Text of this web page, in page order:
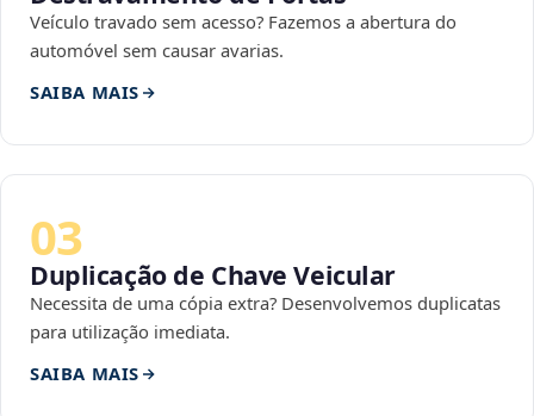
Veículo travado sem acesso? Fazemos a abertura do
automóvel sem causar avarias.
SAIBA MAIS
03
Duplicação de Chave Veicular
Necessita de uma cópia extra? Desenvolvemos duplicatas
para utilização imediata.
SAIBA MAIS